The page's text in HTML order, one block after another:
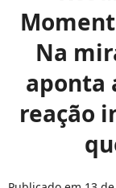
Na
aponta
reação